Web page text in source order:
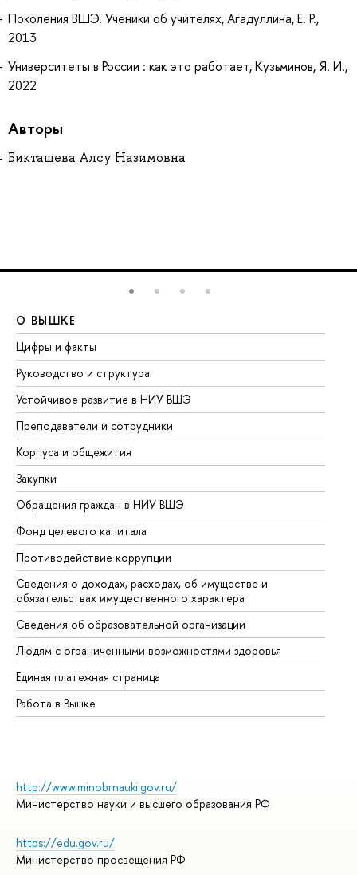
Поколения ВШЭ. Ученики об учителях, Агадуллина, Е. Р.,
2013
Университеты в России : как это работает, Кузьминов, Я. И.,
2022
Авторы
Бикташева Алсу Назимовна
О ВЫШКЕ
Цифры и факты
Руководство и структура
Устойчивое развитие в НИУ ВШЭ
Преподаватели и сотрудники
Корпуса и общежития
Закупки
Обращения граждан в НИУ ВШЭ
Фонд целевого капитала
Противодействие коррупции
Сведения о доходах, расходах, об имуществе и
обязательствах имущественного характера
Сведения об образовательной организации
Людям с ограниченными возможностями здоровья
Единая платежная страница
Работа в Вышке
http://www.minobrnauki.gov.ru/
Министерство науки и высшего образования РФ
https://edu.gov.ru/
Министерство просвещения РФ